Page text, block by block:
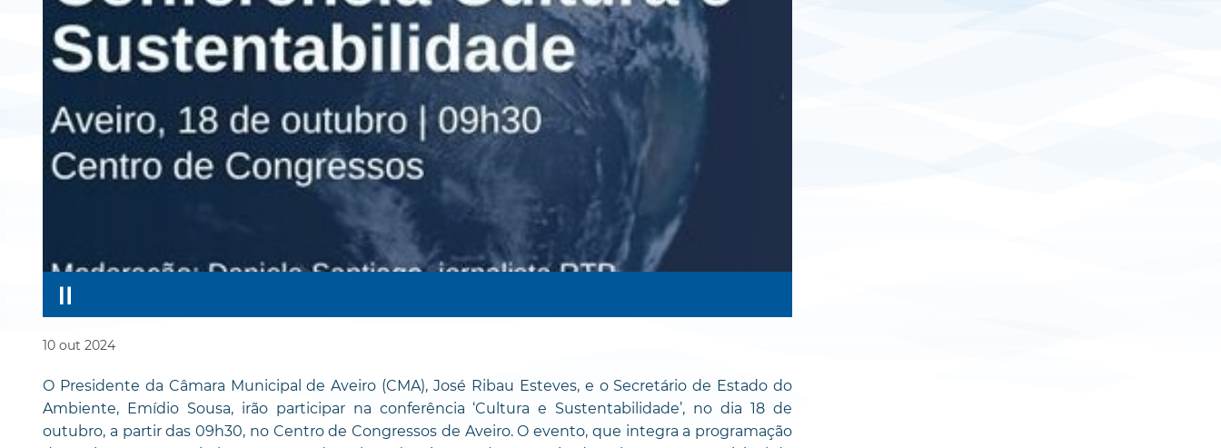
10 out 2024
O Presidente da Câmara Municipal de Aveiro (CMA), José Ribau Esteves, e o Secretário de Estado do
Ambiente, Emídio Sousa, irão participar na conferência ‘Cultura e Sustentabilidade’, no dia 18 de
outubro, a partir das 09h30, no Centro de Congressos de Aveiro. O evento, que integra a programação